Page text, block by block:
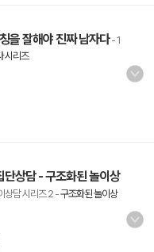
을 잘해야 진짜 남자다- 1
시리즈
상담 - 구조화된 놀이상
상담 시리즈 2 -구조화된 놀이상